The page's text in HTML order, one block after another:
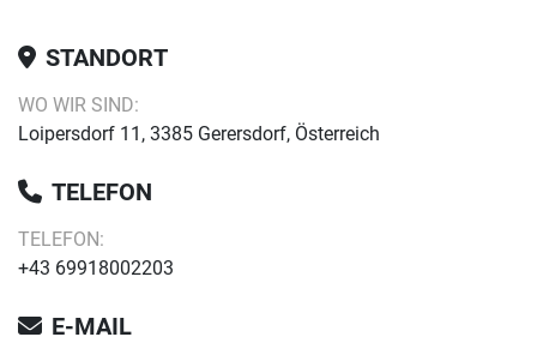
STANDORT
WO WIR SIND:
Loipersdorf 11, 3385 Gerersdorf, Österreich
TELEFON
TELEFON:
+43 69918002203
E-MAIL